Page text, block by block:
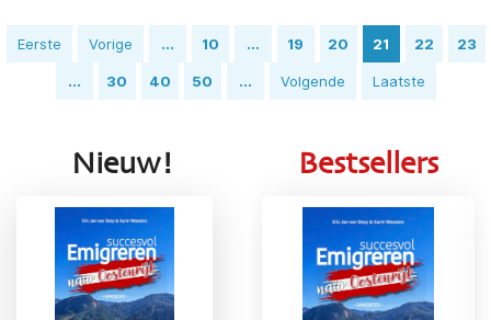
Eerste Vorige ... 10 ... 19 20 21 22 23
... 30 40 50 ... Volgende Laatste
Nieuw! Bestsellers